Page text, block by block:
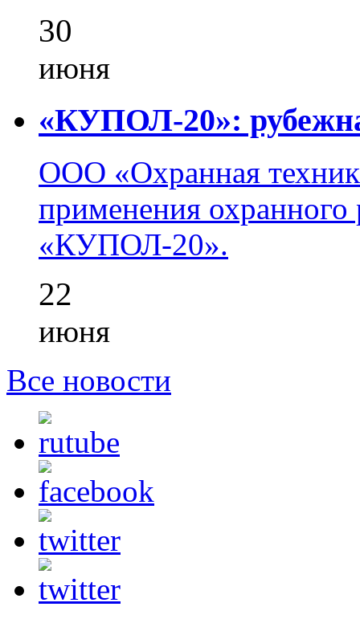
30
июня
«КУПОЛ-20»:
ООО «Охранная
применения охранного
«КУПОЛ-20».
22
июня
Все новости